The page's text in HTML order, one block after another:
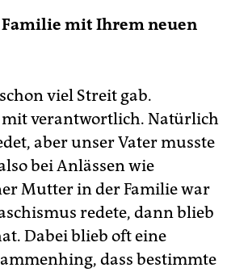
Familie mit Ihrem neuen
viel Streit gab.
verantwortlich. Natürlich
aber unser Vater musste
bei Anlässen wie
Mutter in der Familie war
redete, dann blieb
Dabei blieb oft eine
dass bestimmte